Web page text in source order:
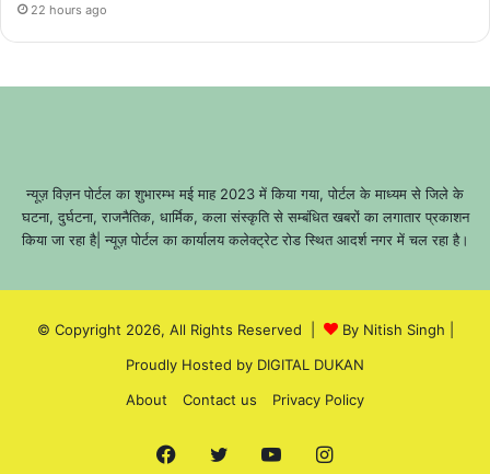
22 hours ago
न्यूज़ विज़न पोर्टल का शुभारम्भ मई माह 2023 में किया गया, पोर्टल के माध्यम से जिले के
घटना, दुर्घटना, राजनैतिक, धार्मिक, कला संस्कृति से सम्बंधित खबरों का लगातार प्रकाशन
किया जा रहा है| न्यूज़ पोर्टल का कार्यालय कलेक्ट्रेट रोड स्थित आदर्श नगर में चल रहा है।
© Copyright 2026, All Rights Reserved | By Nitish Singh
Proudly Hosted by DIGITAL DUKAN
About
Contact us Privacy Policy
Facebook
Twitter YouTubeInstagram